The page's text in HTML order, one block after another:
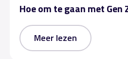
Hoe om te gaan met Gen
Meer lezen